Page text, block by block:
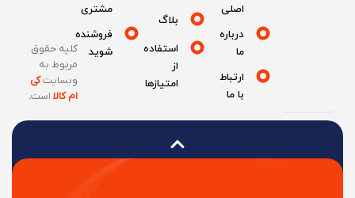
درباره
ارتباط
بلاگ
استفاده
امتیازها
مشتری
فروشنده
شوید
کلیه حقوق
مربوط به
وبسایتکی
ام کالااست.